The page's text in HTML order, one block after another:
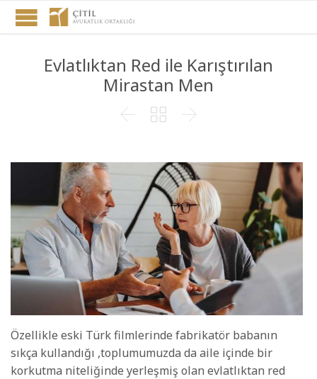
Evlatlıktan Red ile Karıştırılan
Mirastan Men
  
Özellikle eski Türk filmlerinde fabrikatör babanın
sıkça kullandığı ,toplumumuzda da aile içinde bir
korkutma niteliğinde yerleşmiş olan evlatlıktan red